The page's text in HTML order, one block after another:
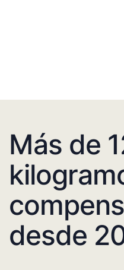
Más de
desde